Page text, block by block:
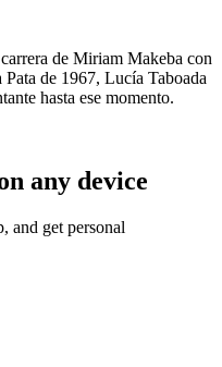
de Miriam Makeba con
de 1967, Lucía Taboada
hasta ese momento.
any device
and get personal